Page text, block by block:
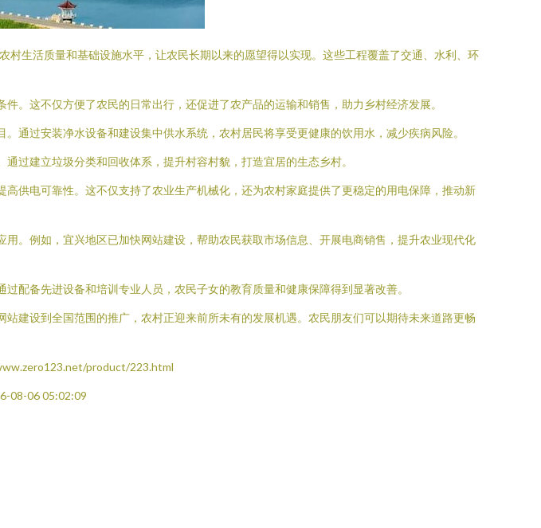
生活质量和基础设施水平，让农民长期以来的愿望得以实现。这些工程覆盖了交通、水利、环
。这不仅方便了农民的日常出行，还促进了农产品的运输和销售，助力乡村经济发展。
通过安装净水设备和建设集中供水系统，农村居民将享受更健康的饮用水，减少疾病风险。
过建立垃圾分类和回收体系，提升村容村貌，打造宜居的生态乡村。
供电可靠性。这不仅支持了农业生产机械化，还为农村家庭提供了更稳定的用电保障，推动新
。例如，宜兴地区已加快网站建设，帮助农民获取市场信息、开展电商销售，提升农业现代化
配备先进设备和培训专业人员，农民子女的教育质量和健康保障得到显著改善。
建设到全国范围的推广，农村正迎来前所未有的发展机遇。农民朋友们可以期待未来道路更畅
product/223.html
08-06 05:02:09